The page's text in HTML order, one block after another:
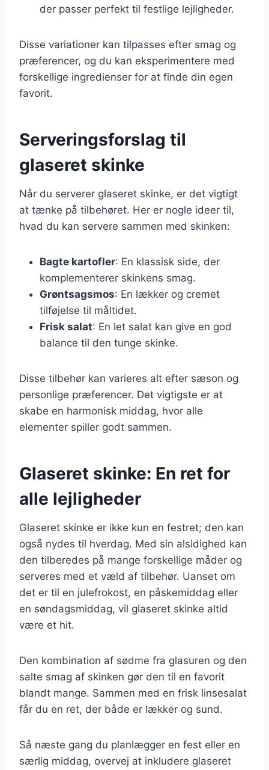
der passer perfekt til festlige lejligheder.
Disse variationer kan tilpasses efter smag og
præferencer, og du kan eksperimentere med
forskellige ingredienser for at finde din egen
favorit.
Serveringsforslag til
glaseret skinke
Når du serverer glaseret skinke, er det vigtigt
at tænke på tilbehøret. Her er nogle ideer til,
hvad du kan servere sammen med skinken:
Bagte kartofler: En klassisk side, der
komplementerer skinkens smag.
Grøntsagsmos: En lækker og cremet
tilføjelse til måltidet.
Frisk salat: En let salat kan give en god
balance til den tunge skinke.
Disse tilbehør kan varieres alt efter sæson og
personlige præferencer. Det vigtigste er at
skabe en harmonisk middag, hvor alle
elementer spiller godt sammen.
Glaseret skinke: En ret for
alle lejligheder
Glaseret skinke er ikke kun en festret; den kan
også nydes til hverdag. Med sin alsidighed kan
den tilberedes på mange forskellige måder og
serveres med et væld af tilbehør. Uanset om
det er til en julefrokost, en påskemiddag eller
en søndagsmiddag, vil glaseret skinke altid
være et hit.
Den kombination af sødme fra glasuren og den
salte smag af skinken gør den til en favorit
blandt mange. Sammen med en frisk linsesalat
får du en ret, der både er lækker og sund.
Så næste gang du planlægger en fest eller en
særlig middag, overvej at inkludere glaseret